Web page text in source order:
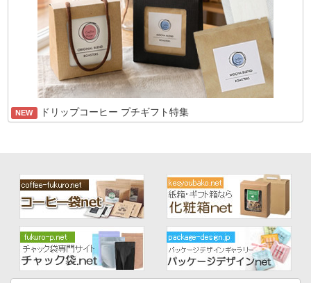
NEW ドリップコーヒー プチギフト特集